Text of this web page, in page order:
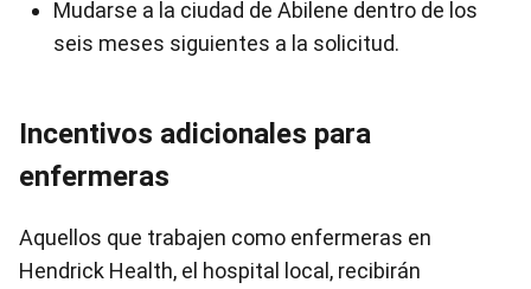
Mudarse a la ciudad de Abilene dentro de los
seis meses siguientes a la solicitud.
Incentivos adicionales para
enfermeras
Aquellos que trabajen como enfermeras en
Hendrick Health, el hospital local, recibirán